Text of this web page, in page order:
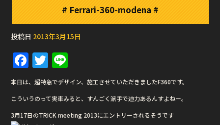
# Ferrari-360-modena #
投稿日 2013年3月15日
F
a
c
e
T
w
it
te
n
e
本日は、超特急でデザイン、施工させていただきましたF360です。
こういうのって実車みると、すんごく派手で迫力あるんすよねー。
3月17日のTRICK meeting 2013にエントリーされるそうです